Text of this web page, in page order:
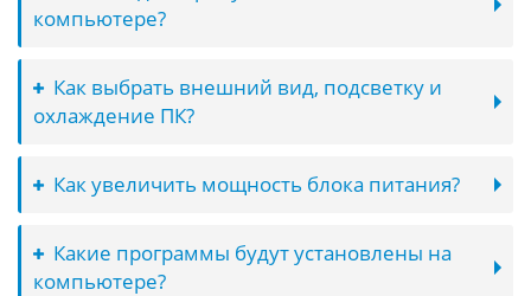
компьютере?
Как выбрать внешний вид, подсветку и
охлаждение ПК?
Как увеличить мощность блока питания?
Какие программы будут установлены на
компьютере?